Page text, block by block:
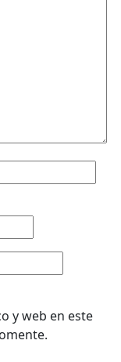
y web en este